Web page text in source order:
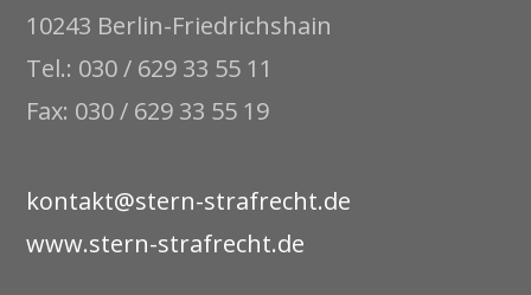
10243 Berlin-Friedrichshain
Tel.: 030 / 629 33 55 11
Fax: 030 / 629 33 55 19
kontakt@stern-strafrecht.de
www.stern-strafrecht.de